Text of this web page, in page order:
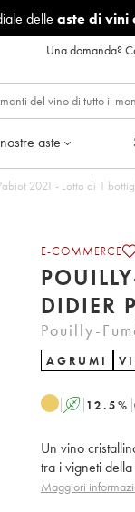
delle aste di vini
Una domanda?
aste
2021 - Lotto di 1
E-COMMERCE
DIDIER
Pouilly-
AGRUMI
A 12.5%
Un vino
tra i vigneti della
Maggiori